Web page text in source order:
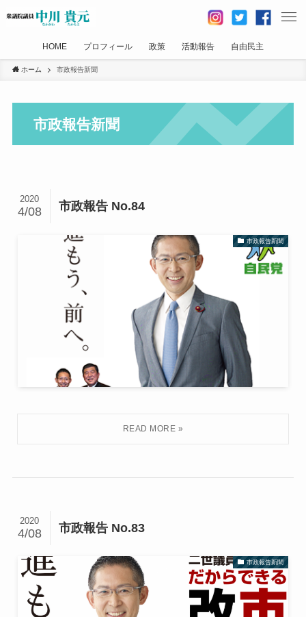
HOME プロフィール 政策 活動報告 自由民主
ホーム 市政報告新聞
市政報告新聞
市政報告 No.84
2020
4/08
市政報告新聞
市政報告 No.83
2020
4/08
市政報告新聞